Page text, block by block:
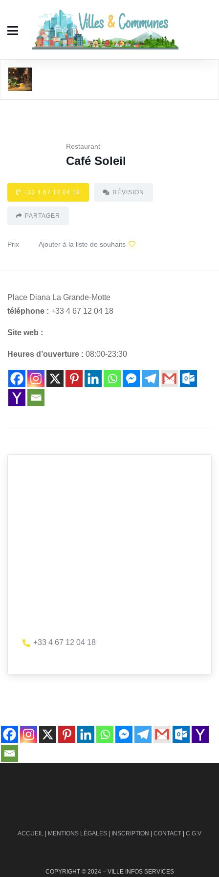
Restaurant
Café Soleil
+33 4 67 12 04 18 RÉVISION
PARTAGER
Prix Ajouter à la liste de souhaits
Place Diana La Grande-Motte
téléphone : +33 4 67 12 04 18
Site web :
Heures d’ouverture : 08:00-23:30
+33 4 67 12 04 18
ACCUEIL | MENTIONS LÉGALES | INSCRIPTION | CONTACT | C.G.V
COPYRIGHT © 2024 – VILLE INFOS SERVICES